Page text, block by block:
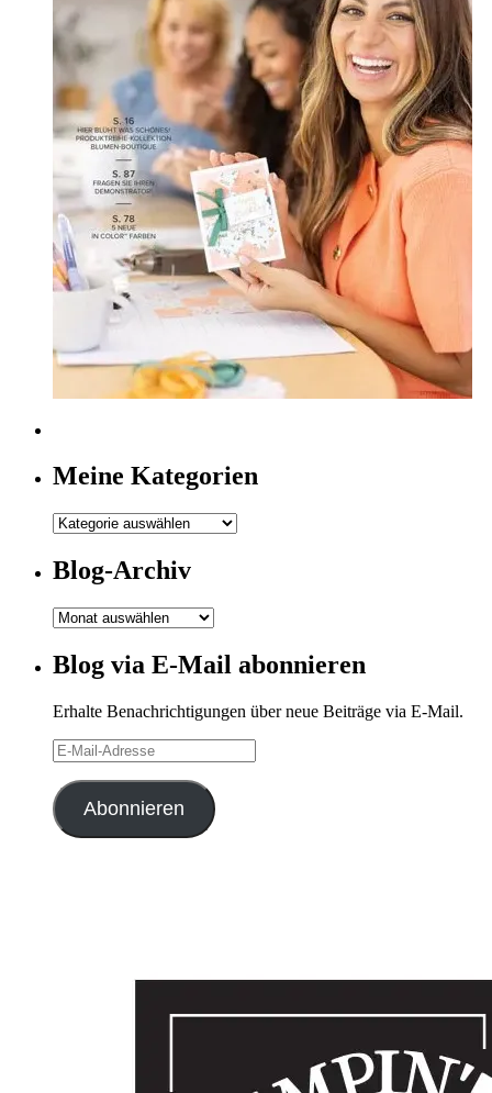
Meine Kategorien
Meine
Blog-Archiv
Blog-
Blog via E-Mail abonnieren
Erhalte Benachrichtigungen über neue Beiträge via E-Mail.
E-
Mail-
Adresse
Abonnieren